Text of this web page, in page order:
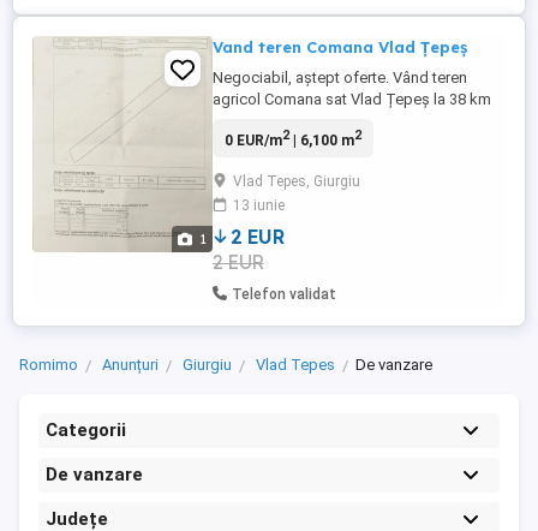
1
Vand teren Comana Vlad Țepeș
Negociabil, aștept oferte. Vând teren
agricol Comana sat Vlad Țepeș la 38 km
Dețin cadastru și intabulare. Exista
0 EUR/m2| 6,100 m2
Vlad Tepes, Giurgiu
13 iunie
2 EUR
2 EUR
Telefon validat
Romimo Anunțuri Giurgiu Vlad Tepes De vanzare
Categorii
De vanzare
Județe